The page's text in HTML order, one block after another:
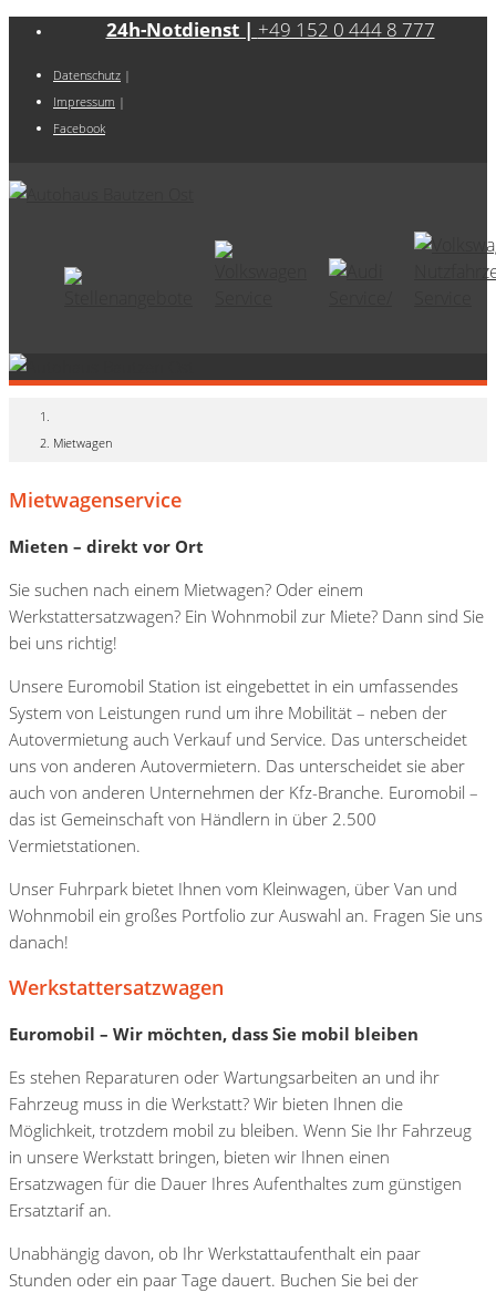
24h-Notdienst | +49 152 0 444 8 777
Datenschutz |
Impressum |
Facebook
Mietwagen
Mietwagenservice
Mieten – direkt vor Ort
Sie suchen nach einem Mietwagen? Oder einem
Werkstattersatzwagen? Ein Wohnmobil zur Miete? Dann sind Sie
bei uns richtig!
Unsere Euromobil Station ist eingebettet in ein umfassendes
System von Leistungen rund um ihre Mobilität – neben der
Autovermietung auch Verkauf und Service. Das unterscheidet
uns von anderen Autovermietern. Das unterscheidet sie aber
auch von anderen Unternehmen der Kfz-Branche. Euromobil –
das ist Gemeinschaft von Händlern in über 2.500
Vermietstationen.
Unser Fuhrpark bietet Ihnen vom Kleinwagen, über Van und
Wohnmobil ein großes Portfolio zur Auswahl an. Fragen Sie uns
danach!
Werkstattersatzwagen
Euromobil – Wir möchten, dass Sie mobil bleiben
Es stehen Reparaturen oder Wartungsarbeiten an und ihr
Fahrzeug muss in die Werkstatt? Wir bieten Ihnen die
Möglichkeit, trotzdem mobil zu bleiben. Wenn Sie Ihr Fahrzeug
in unsere Werkstatt bringen, bieten wir Ihnen einen
Ersatzwagen für die Dauer Ihres Aufenthaltes zum günstigen
Ersatztarif an.
Unabhängig davon, ob Ihr Werkstattaufenthalt ein paar
Stunden oder ein paar Tage dauert. Buchen Sie bei der